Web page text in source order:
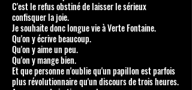
C'est le refus obstiné de laisser le sérieux
confisquer la joie.
Je souhaite donc longue vie à Verte Fontaine.
Qu'on y écrive beaucoup.
Qu'on y aime un peu.
Qu'on y mange bien.
Et que personne n'oublie qu'un papillon est parfois
plus révolutionnaire qu'un discours de trois heures.